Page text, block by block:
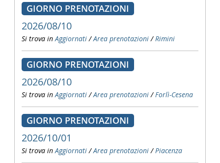
GIORNO PRENOTAZIONI
2026/08/10
Si trova in Aggiornati /Area prenotazioni /Rimini
GIORNO PRENOTAZIONI
2026/08/10
Si trova in Aggiornati /Area prenotazioni /Forlì-Cesena
GIORNO PRENOTAZIONI
2026/10/01
Si trova in Aggiornati /Area prenotazioni /Piacenza